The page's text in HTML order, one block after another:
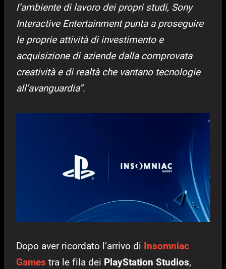
l’ambiente di lavoro dei propri studi, Sony
Interactive Entertainment punta a proseguire
le proprie attività di investimento e
acquisizione di aziende dalla comprovata
creatività e di realtà che vantano tecnologie
all’avanguardia”.
Dopo aver ricordato l’arrivo di Insomniac
Games tra le fila dei PlayStation Studios,